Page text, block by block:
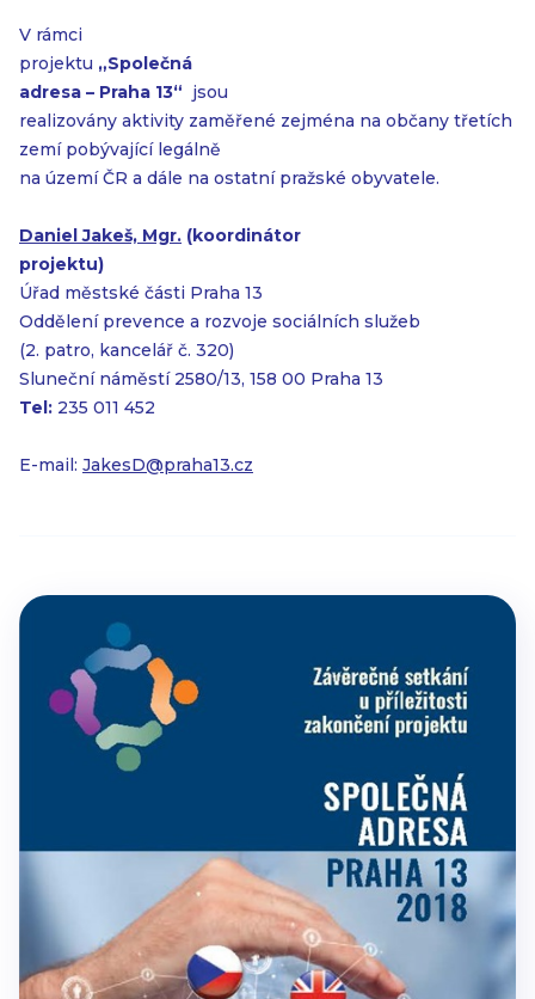
V rámci
projektu „Společná
adresa – Praha 13“ jsou
realizovány aktivity zaměřené zejména na občany třetích
zemí pobývající legálně
na území ČR a dále na ostatní pražské obyvatele.
Daniel Jakeš, Mgr. (koordinátor
projektu)
Úřad městské části Praha 13
Oddělení prevence a rozvoje sociálních služeb
(2. patro, kancelář č. 320)
Sluneční náměstí 2580/13, 158 00 Praha 13
Tel: 235 011 452
E-mail: JakesD@praha13.cz